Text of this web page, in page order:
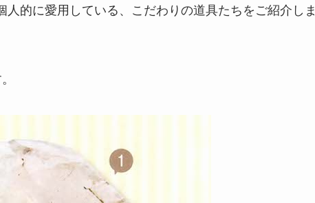
的に愛用している、こだわりの道具たちをご紹介しま